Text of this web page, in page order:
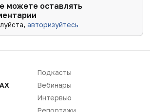
можете оставлять
авторизуйтесь
Подкасты
Вебинары
Интервью
Репортажи